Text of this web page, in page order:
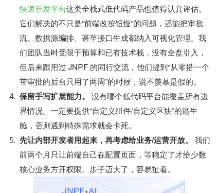
快速开发平台这类全栈式低代码产品也值得认真评估。
它们解决的不只是“前端改按钮慢”的问题，还能把审批
流、数据源编排、甚至接口生成都纳入可视化管理。我
们团队当时受限于预算和已有技术栈，没有全盘引入，
但后来跟用过 JNPF 的同行交流，他们提到“从零搭一个
带审批的后台只用了两周”的时候，说不羡慕是假的。
保留手写扩展能力。
没有哪个低代码平台能覆盖所有边
界情况。一定要提供“自定义组件/自定义区块”的逃生
舱，否则遇到特殊需求就会卡死。
先让内部开发者用起来，再考虑给业务/运营开放。
我们
前两个月只让前端自己在配置页面，等稳定了才给少数
核心业务方开权限。步子迈大了，容易扯着。